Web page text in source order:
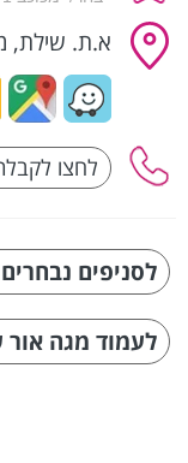
א.ת. שילת,
לסניפים נבחרים
לעמוד מגה אור